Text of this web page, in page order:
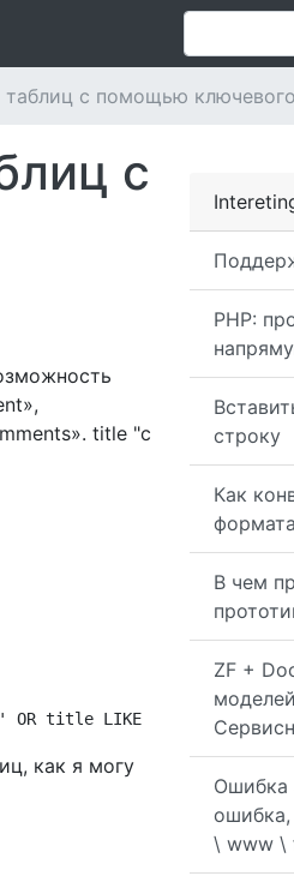
таблиц с помощью
PHP:
строку
Как
В чем
ZF +
Ошибка
\ www \
с
title "с
"%' OR title LIKE '%" .
как я могу